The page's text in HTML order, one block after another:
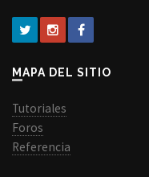
MAPA DEL SITIO
Tutoriales
Foros
Referencia